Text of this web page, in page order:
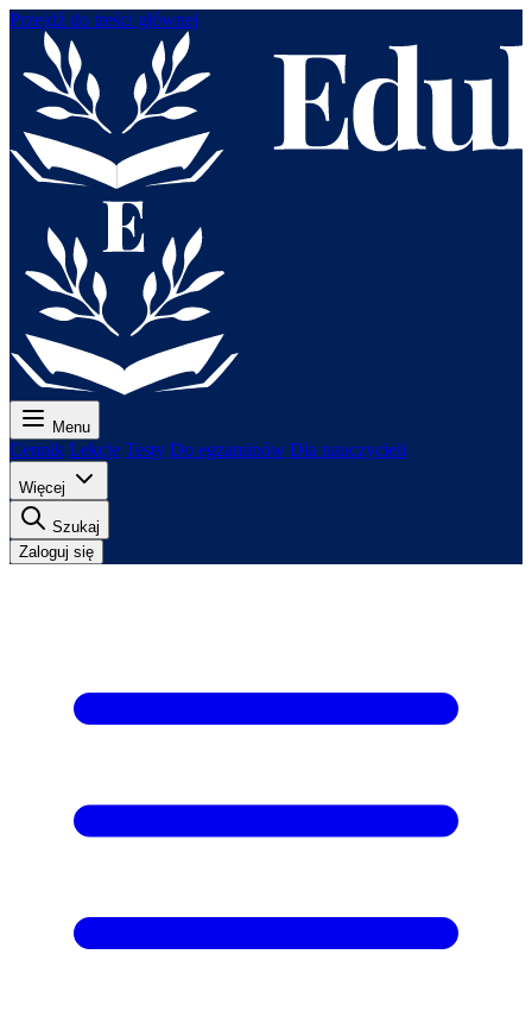
Przejdź do treści głównej
Menu
Cennik Lekcje Testy Do egzaminów Dla nauczycieli
Więcej
Szukaj
Zaloguj się